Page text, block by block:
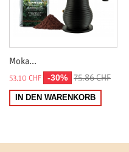
Moka...
53.10 CHF -30% 75.86 CHF
IN DEN WARENKORB